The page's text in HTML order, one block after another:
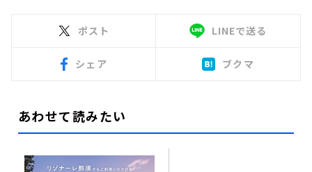
ポスト LINEで送る
シェア ブクマ
あわせて読みたい